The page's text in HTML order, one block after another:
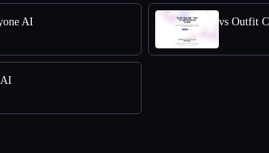
AI vs Outfit